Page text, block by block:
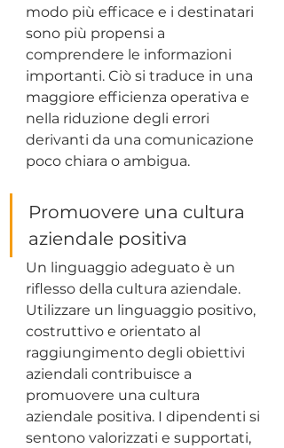
modo più efficace e i destinatari
sono più propensi a
comprendere le informazioni
importanti. Ciò si traduce in una
maggiore efficienza operativa e
nella riduzione degli errori
derivanti da una comunicazione
poco chiara o ambigua.
Promuovere una cultura
aziendale positiva
Un linguaggio adeguato è un
riflesso della cultura aziendale.
Utilizzare un linguaggio positivo,
costruttivo e orientato al
raggiungimento degli obiettivi
aziendali contribuisce a
promuovere una cultura
aziendale positiva. I dipendenti si
sentono valorizzati e supportati,